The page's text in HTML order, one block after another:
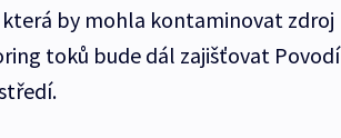
by mohla kontaminovat zdroj
toků bude dál zajišťovat Povodí